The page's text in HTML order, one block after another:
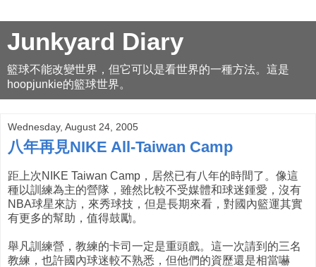
Junkyard Diary
籃球不能改變世界，但它可以是看世界的一種方法。這是
hoopjunkie的籃球世界。
Wednesday, August 24, 2005
八年再見NIKE All-Taiwan Camp
距上次NIKE Taiwan Camp，居然已有八年的時間了。像這
種以訓練為主的營隊，雖然比較不受媒體和球迷鍾愛，沒有
NBA球星來訪，來秀球技，但是長期來看，對國內籃運其實
有更多的幫助，值得鼓勵。
舉凡訓練營，教練的卡司一定是重頭戲。這一次請到的三名
教練，也許國內球迷較不熟悉，但他們的資歷還是相當嚇